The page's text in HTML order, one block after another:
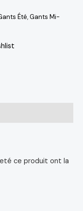
Été,Gants Mi-
ce produit ont la